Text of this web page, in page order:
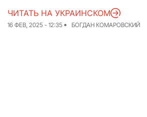
Команда
Авторы
16 ФЕВ, 2025 - 12:35 БОГДАН КОМАРОВСКИЙ
ЧИТАТЬ НА УКРАИНСКОМ